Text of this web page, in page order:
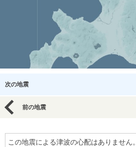
次の地震
前の地震
この地震による津波の心配はありません。